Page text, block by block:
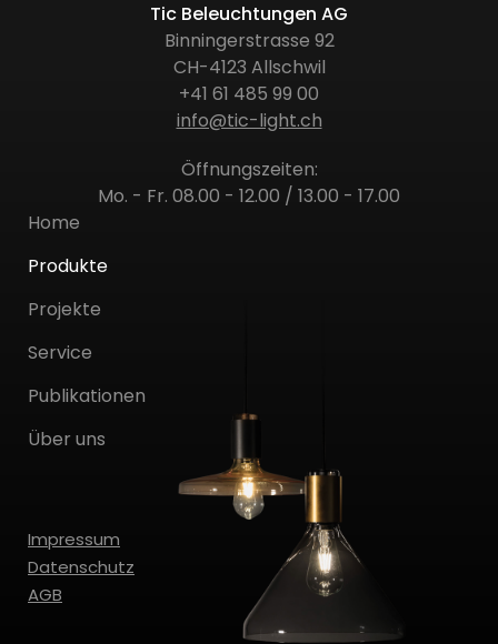
Tic Beleuchtungen AG
Binningerstrasse 92
CH-4123 Allschwil
+41 61 485 99 00
info@tic-light.ch
Öffnungszeiten:
Mo. - Fr. 08.00 - 12.00 / 13.00 - 17.00
Home
Produkte
Projekte
Service
Publikationen
Über uns
Impressum
Datenschutz
AGB